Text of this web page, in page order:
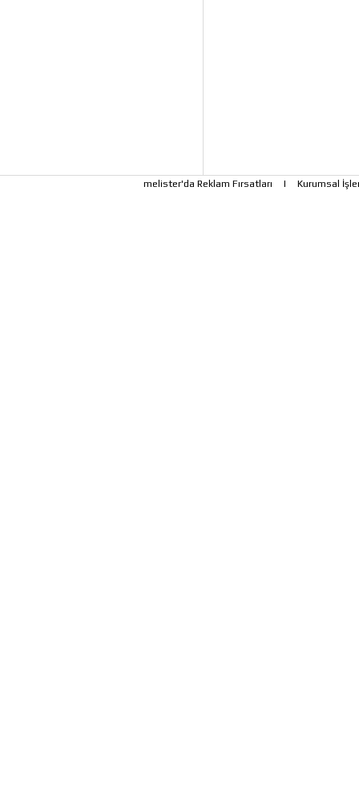
melister'da Reklam Fırsatları | Kurumsal